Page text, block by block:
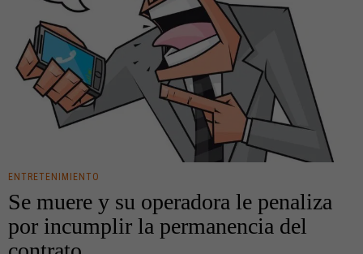
ENTRETENIMIENTO
Se muere y su operadora le penaliza
por incumplir la permanencia del